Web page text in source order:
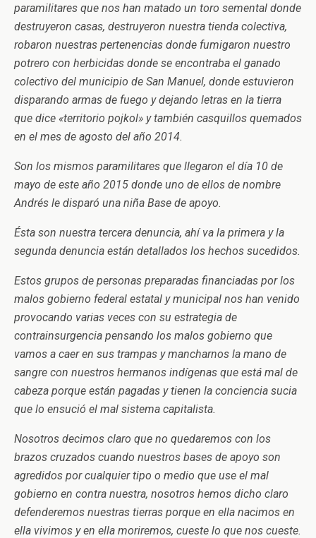
paramilitares que nos han matado un toro semental donde
destruyeron casas, destruyeron nuestra tienda colectiva,
robaron nuestras pertenencias donde fumigaron nuestro
potrero con herbicidas donde se encontraba el ganado
colectivo del municipio de San Manuel, donde estuvieron
disparando armas de fuego y dejando letras en la tierra
que dice «territorio pojkol» y también casquillos quemados
en el mes de agosto del año 2014.
Son los mismos paramilitares que llegaron el día 10 de
mayo de este año 2015 donde uno de ellos de nombre
Andrés le disparó una niña Base de apoyo.
Ésta son nuestra tercera denuncia, ahí va la primera y la
segunda denuncia están detallados los hechos sucedidos.
Estos grupos de personas preparadas financiadas por los
malos gobierno federal estatal y municipal nos han venido
provocando varias veces con su estrategia de
contrainsurgencia pensando los malos gobierno que
vamos a caer en sus trampas y mancharnos la mano de
sangre con nuestros hermanos indígenas que está mal de
cabeza porque están pagadas y tienen la conciencia sucia
que lo ensució el mal sistema capitalista.
Nosotros decimos claro que no quedaremos con los
brazos cruzados cuando nuestros bases de apoyo son
agredidos por cualquier tipo o medio que use el mal
gobierno en contra nuestra, nosotros hemos dicho claro
defenderemos nuestras tierras porque en ella nacimos en
ella vivimos y en ella moriremos, cueste lo que nos cueste.